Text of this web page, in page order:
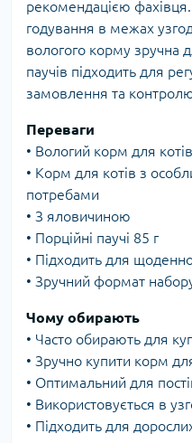
рекомендацією
годування в межах
вологого корму зручна
паучів підходить для
замовлення та
Переваги
• Вологий корм для котів
• Корм для котів з
потребами
• З яловичиною
• Порційні паучі 85 г
• Підходить для
• Зручний формат
Чому обирають
• Часто обирають для
• Зручно купити корм
• Оптимальний для
• Використовується в
• Підходить для